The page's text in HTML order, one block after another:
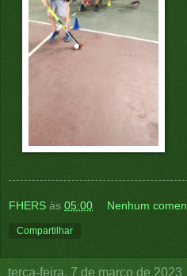
FHERS às 05:00 Nenhum
Compartilhar
terça-feira, 7 de março de 2023